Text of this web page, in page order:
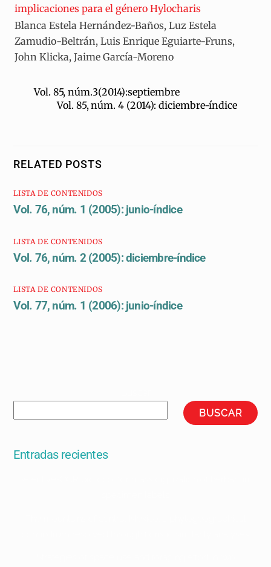
implicaciones para el género Hylocharis
Blanca Estela Hernández-Baños, Luz Estela
Zamudio-Beltrán, Luis Enrique Eguiarte-Fruns,
John Klicka, Jaime García-Moreno
Vol. 85, núm.3(2014):septiembre
Vol. 85, núm. 4 (2014): diciembre-índice
RELATED POSTS
LISTA DE CONTENIDOS
Vol. 76, núm. 1 (2005): junio-índice
LISTA DE CONTENIDOS
Vol. 76, núm. 2 (2005): diciembre-índice
LISTA DE CONTENIDOS
Vol. 77, núm. 1 (2006): junio-índice
BUSCAR
Entradas recientes